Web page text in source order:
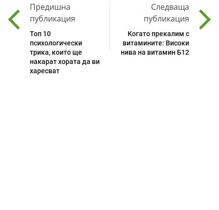
Предишна
публикация
Топ 10
психологически
трика, които ще
накарат хората да ви
харесват
Следваща
публикация
Когато прекалим с
витамините: Високи
нива на витамин Б12